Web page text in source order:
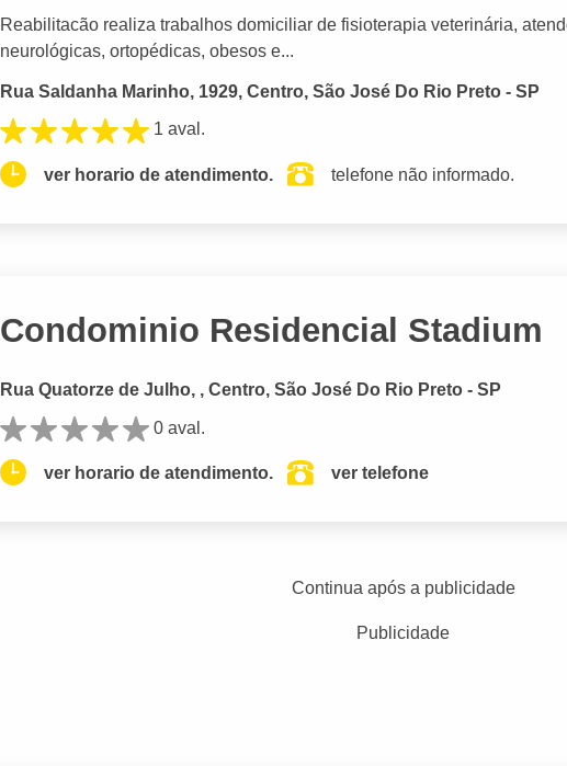
Reabilitacão realiza trabalhos domiciliar de fisioterapia veterinária,
neurológicas, ortopédicas, obesos e...
Rua Saldanha Marinho, 1929, Centro, São José Do Rio Preto - SP
1 aval.
ver horario de atendimento. telefone não informado.
Condominio Residencial Stadium
Rua Quatorze de Julho, , Centro, São José Do Rio Preto - SP
0 aval.
ver horario de atendimento. ver telefone
Continua após a publicidade
Publicidade